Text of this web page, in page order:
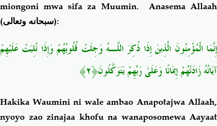
miongoni mwa sifa za Muumin.
Anasema Allaah
(سبحانه وتعالى):
إِنَّمَا الْمُؤْمِنُونَ الَّذِينَ إِذَا ذُكِرَ اللَّـهُ وَجِلَتْ قُلُوبُهُمْ وَإِذَا تُلِيَتْ عَلَيْهِمْ
آيَاتُهُ زَادَتْهُمْ إِيمَانًا وَعَلَىٰ رَبِّهِمْ يَتَوَكَّلُونَ﴿٢﴾
Hakika Waumini ni wale ambao Anapotajwa Allaah,
nyoyo zao zinajaa khofu na wanaposomewa Aayaat